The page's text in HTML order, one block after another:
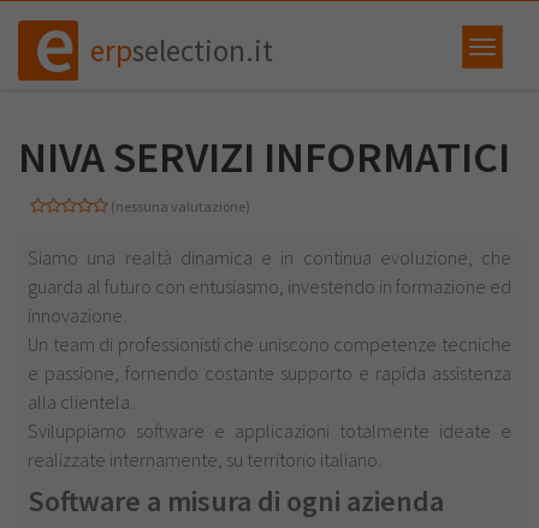
erpselection.it
NIVA SERVIZI INFORMATICI
(nessuna valutazione)
Siamo una realtà dinamica e in continua evoluzione, che
guarda al futuro con entusiasmo, investendo in formazione ed
innovazione.
Un team di professionisti che uniscono competenze tecniche
e passione, fornendo costante supporto e rapida assistenza
alla clientela.
Sviluppiamo software e applicazioni totalmente ideate e
realizzate internamente, su territorio italiano.
Software a misura di ogni azienda